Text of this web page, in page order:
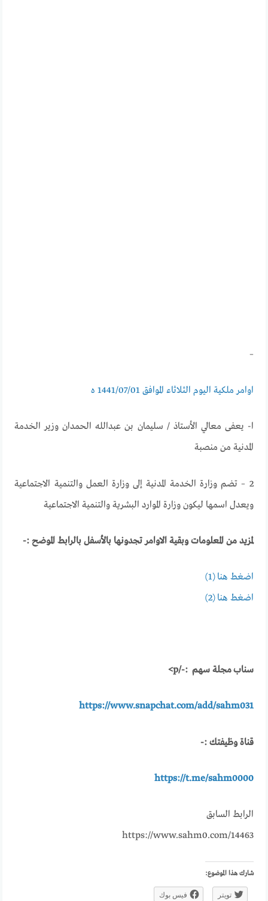
–
اوامر ملكية اليوم الثلاثاء الموافق 1441/07/01 ه
ا- يعفى معالي الأستاذ / سليمان بن عبدالله الحمدان وزير الخدمة
المدنية من منصبة
2 – تضم وزارة الخدمة المدنية إلى وزارة العمل والتنمية الاجتماعية
ويعدل اسمها ليكون وزارة الموارد البشرية والتنمية الاجتماعية
لمزيد من المعلومات وبقية الاوامر تجدونها بالأسفل بالرابط الموضح :-
اضغط هنا (1)
اضغط هنا (2)
سناب مجلة سهم :-/p>
https://www.snapchat.com/add/sahm031
قناة وظيفتك :-
https://t.me/sahm0000
الرابط السابق
https://www.sahm0.com/14463
شارك هذا الموضوع:
تويتر فيس بوك